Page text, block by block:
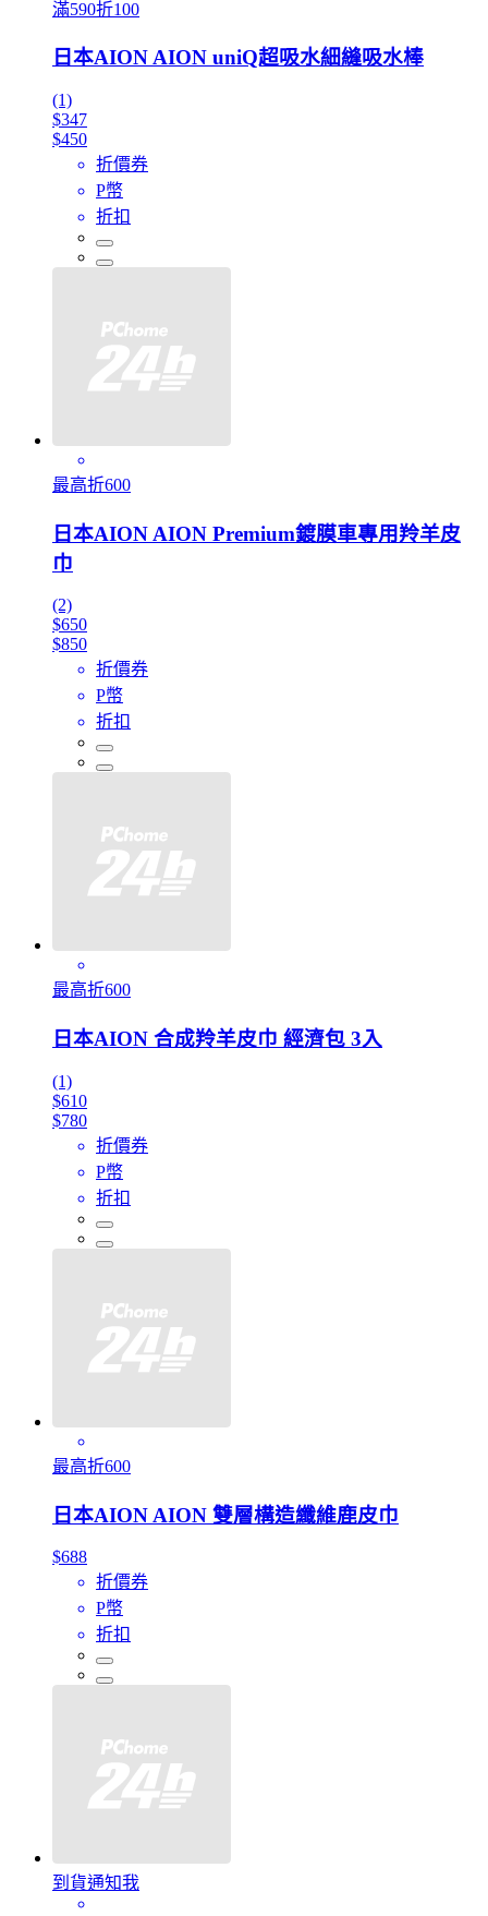
滿590折100
日本AION AION uniQ超吸水細縫吸水棒
(1)
$347
$450
折價券
P幣
折扣
最高折600
日本AION AION Premium鍍膜車專用羚羊皮
巾
(2)
$650
$850
折價券
P幣
折扣
最高折600
日本AION 合成羚羊皮巾 經濟包 3入
(1)
$610
$780
折價券
P幣
折扣
最高折600
日本AION AION 雙層構造纖維鹿皮巾
$688
折價券
P幣
折扣
到貨通知我